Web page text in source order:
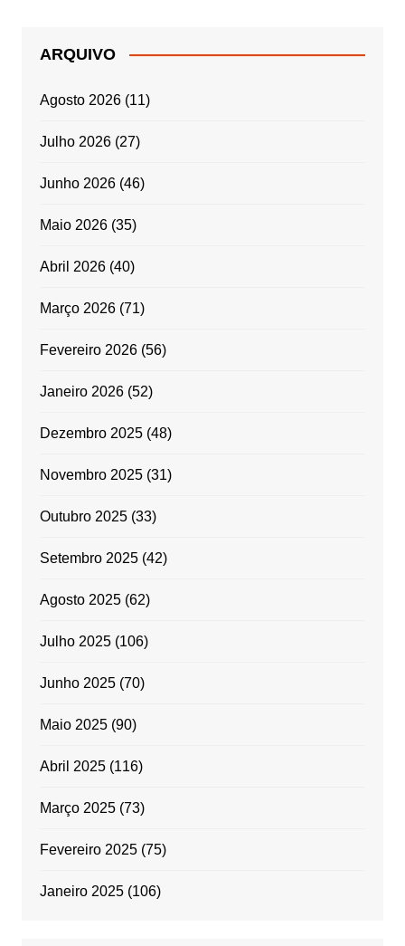
ARQUIVO
Agosto 2026(11)
Julho 2026(27)
Junho 2026(46)
Maio 2026(35)
Abril 2026(40)
Março 2026(71)
Fevereiro 2026(56)
Janeiro 2026(52)
Dezembro 2025(48)
Novembro 2025(31)
Outubro 2025(33)
Setembro 2025(42)
Agosto 2025(62)
Julho 2025(106)
Junho 2025(70)
Maio 2025(90)
Abril 2025(116)
Março 2025(73)
Fevereiro 2025(75)
Janeiro 2025(106)